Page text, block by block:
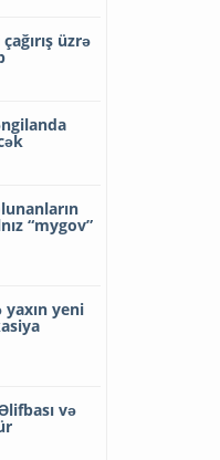
üzrə
“mygov”
yaxın yeni
və